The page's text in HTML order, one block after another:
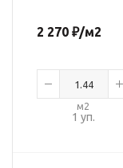
2 270 ₽/м2
м2
1 уп.